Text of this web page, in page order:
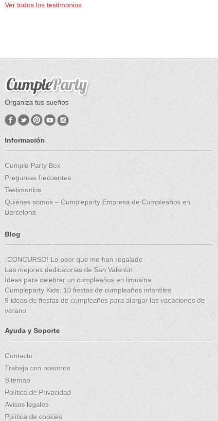
Ver todos los testimonios
Organiza tus sueños
Información
Cumple Party Box
Preguntas frecuentes
Testimonios
Quiénes somos – Cumpleparty Empresa de Cumpleaños en
Barcelona
Blog
¡CONCURSO! Lo peor que me han regalado
Las mejores dedicatorias de San Valentín
Ideas para celebrar un cumpleaños en limusina
Cumpleparty Kids: 10 fiestas de cumpleaños infantiles
9 ideas de fiestas de cumpleaños para alargar las vacaciones de
verano
Ayuda y Soporte
Contacto
Trabaja con nosotros
Sitemap
Política de Privacidad
Avisos legales
Política de cookies